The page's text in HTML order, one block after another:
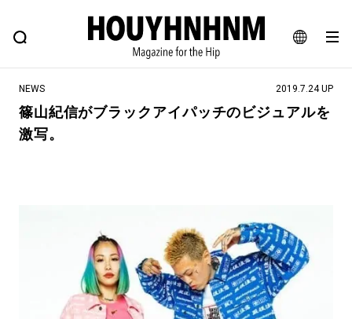
JA
EN
FEATURE BLOG SNAP
ヒップなファッション、カルチャー、ライフスタイルWEBマガジン
#マイナーグッド図鑑
#路地裏てぃーん。 #MONTHLY JOURNAL
#GH 銘品の所以 #フイナムのYouTube
#Commune H #FOCUS IT #AH.H
NEWS 2019.7.24 UP
篠山紀信がブラックアイパッチのビジュアルを
激写。